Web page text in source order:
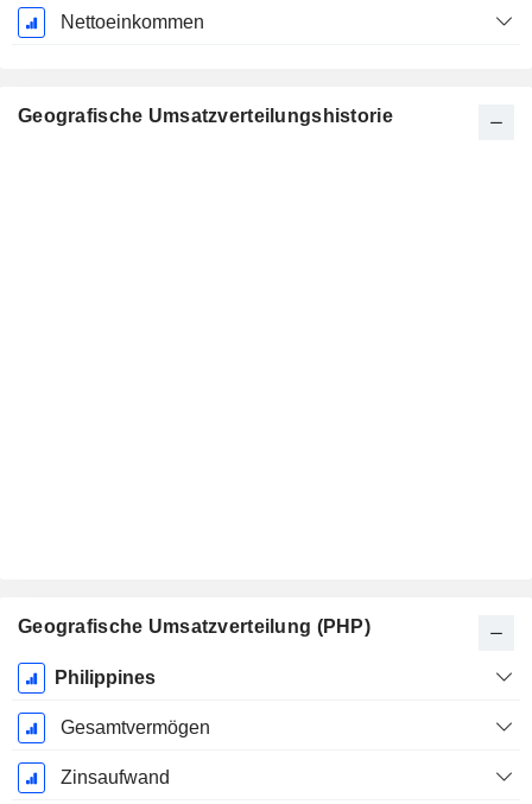
Nettoeinkommen
Geografische Umsatzverteilungshistorie
Geografische Umsatzverteilung (PHP)
Ende d.
Geschäftsjahres:
Dezember
Philippines
Gesamtvermögen
Zinsaufwand